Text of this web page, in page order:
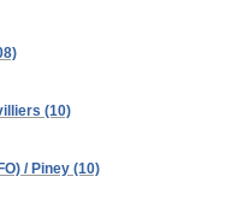
(10)
/ Piney (10)